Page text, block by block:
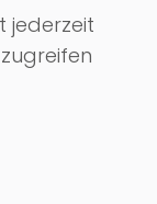
jederzeit